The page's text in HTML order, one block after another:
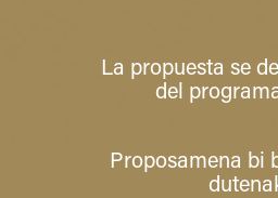
La propuesta se
del
Proposamena bi